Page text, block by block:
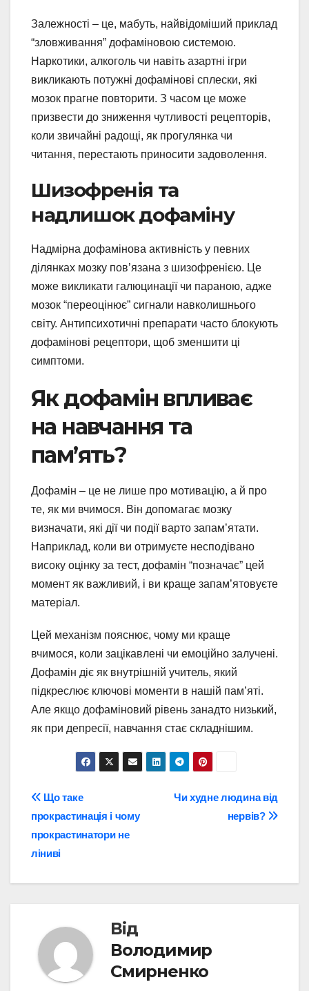
Залежності – це, мабуть, найвідоміший приклад
“зловживання” дофаміновою системою.
Наркотики, алкоголь чи навіть азартні ігри
викликають потужні дофамінові сплески, які
мозок прагне повторити. З часом це може
призвести до зниження чутливості рецепторів,
коли звичайні радощі, як прогулянка чи
читання, перестають приносити задоволення.
Шизофренія та
надлишок дофаміну
Надмірна дофамінова активність у певних
ділянках мозку пов’язана з шизофренією. Це
може викликати галюцинації чи параною, адже
мозок “переоцінює” сигнали навколишнього
світу. Антипсихотичні препарати часто блокують
дофамінові рецептори, щоб зменшити ці
симптоми.
Як дофамін впливає
на навчання та
пам’ять?
Дофамін – це не лише про мотивацію, а й про
те, як ми вчимося. Він допомагає мозку
визначати, які дії чи події варто запам’ятати.
Наприклад, коли ви отримуєте несподівано
високу оцінку за тест, дофамін “позначає” цей
момент як важливий, і ви краще запам’ятовуєте
матеріал.
Цей механізм пояснює, чому ми краще
вчимося, коли зацікавлені чи емоційно залучені.
Дофамін діє як внутрішній учитель, який
підкреслює ключові моменти в нашій пам’яті.
Але якщо дофаміновий рівень занадто низький,
як при депресії, навчання стає складнішим.
Навігація
записів
Чи худне людина від
нервів?
Що таке
прокрастинація і чому
прокрастинатори не
ліниві
Від
Володимир
Смирненко